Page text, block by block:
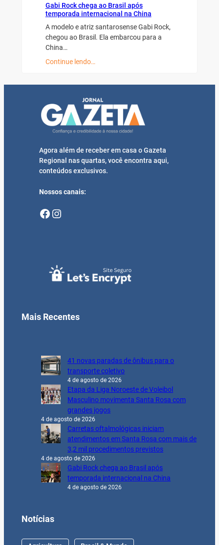
Gabi Rock chega ao Brasil após
temporada internacional na China
A modelo e atriz santarosense Gabi Rock,
chegou ao Brasil. Ela embarcou para a
China…
Continue lendo…
Agora além de receber em casa o Gazeta
Regional nas quartas, você encontra aqui,
conteúdos exclusivos.
Nossos canais:
Facebook Instagram
Mais Recentes
41 novas paradas de ônibus para o
transporte coletivo
4 de agosto de 2026
Etapa da Liga Noroeste de Voleibol
Masculino movimenta Santa Rosa com
grandes jogos
4 de agosto de 2026
Carretas oftalmológicas iniciam
atendimentos em Santa Rosa com mais de
3,2 mil procedimentos previstos
4 de agosto de 2026
Gabi Rock chega ao Brasil após
temporada internacional na China
4 de agosto de 2026
Notícias